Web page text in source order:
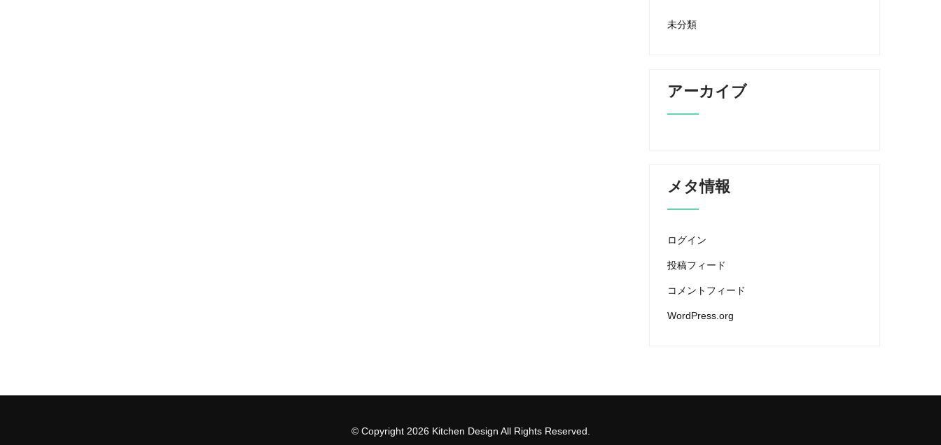
未分類
アーカイブ
メタ情報
ログイン
投稿フィード
コメントフィード
WordPress.org
© Copyright 2026 Kitchen Design All Rights Reserved.